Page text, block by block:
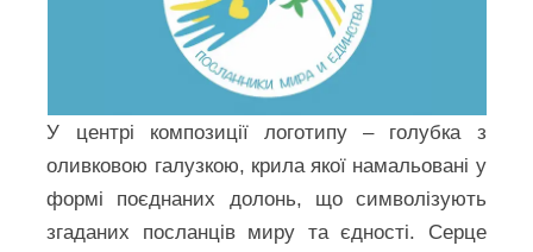
У центрі композиції логотипу – голубка з
оливковою галузкою, крила якої намальовані у
формі поєднаних долонь, що символізують
згаданих посланців миру та єдності. Серце